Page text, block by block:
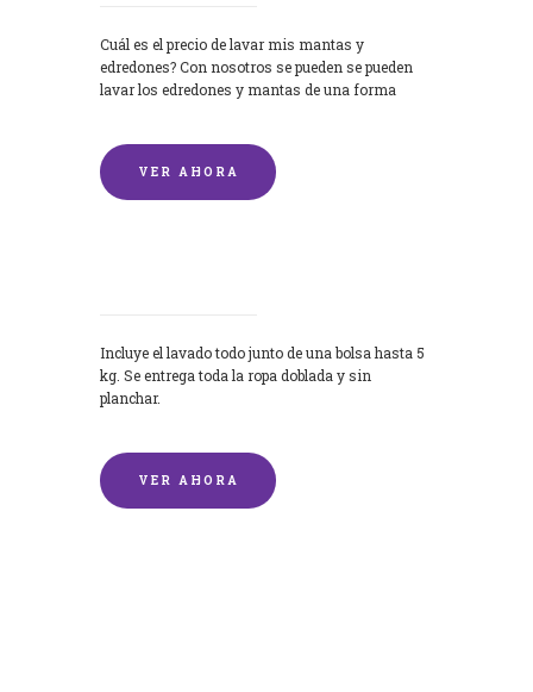
Cuál es el precio de lavar mis mantas y
edredones? Con nosotros se pueden se pueden
lavar los edredones y mantas de una forma
VER AHORA
Incluye el lavado todo junto de una bolsa hasta 5
kg. Se entrega toda la ropa doblada y sin
planchar.
VER AHORA